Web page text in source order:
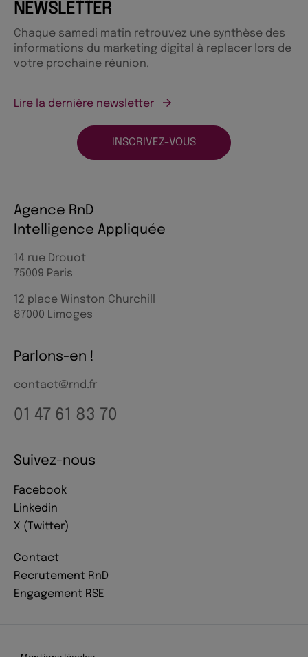
NEWSLETTER
Chaque samedi matin retrouvez une synthèse des
informations du marketing digital à replacer lors de
votre prochaine réunion.
Lire la dernière newsletter
INSCRIVEZ-VOUS
Agence RnD
Intelligence Appliquée
14 rue Drouot
75009 Paris
12 place Winston Churchill
87000 Limoges
Parlons-en !
contact@rnd.fr
01 47 61 83 70
Suivez-nous
Facebook
Linkedin
X (Twitter)
Contact
Recrutement RnD
Engagement RSE